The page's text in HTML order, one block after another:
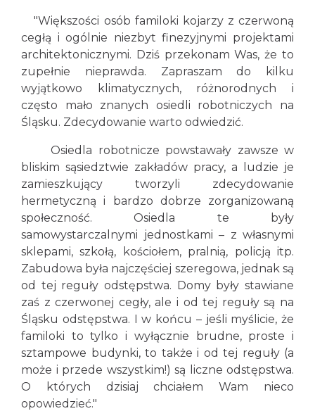
"Większości osób familoki kojarzy z czerwoną
cegłą i ogólnie niezbyt finezyjnymi projektami
architektonicznymi. Dziś przekonam Was, że to
zupełnie nieprawda. Zapraszam do kilku
wyjątkowo klimatycznych, różnorodnych i
często mało znanych osiedli robotniczych na
Śląsku. Zdecydowanie warto odwiedzić.
Osiedla robotnicze powstawały zawsze w
bliskim sąsiedztwie zakładów pracy, a ludzie je
zamieszkujący tworzyli zdecydowanie
hermetyczną i bardzo dobrze zorganizowaną
społeczność. Osiedla te były
samowystarczalnymi jednostkami – z własnymi
sklepami, szkołą, kościołem, pralnią, policją itp.
Zabudowa była najczęściej szeregowa, jednak są
od tej reguły odstępstwa. Domy były stawiane
zaś z czerwonej cegły, ale i od tej reguły są na
Śląsku odstępstwa. I w końcu – jeśli myślicie, że
familoki to tylko i wyłącznie brudne, proste i
sztampowe budynki, to także i od tej reguły (a
może i przede wszystkim!) są liczne odstępstwa.
O których dzisiaj chciałem Wam nieco
opowiedzieć."